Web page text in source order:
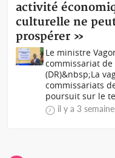
activité
culturelle ne
prospérer »
Le ministre
commissariat de
(DR)&nbsp;La
commissariats
poursuit sur le
il y a 3